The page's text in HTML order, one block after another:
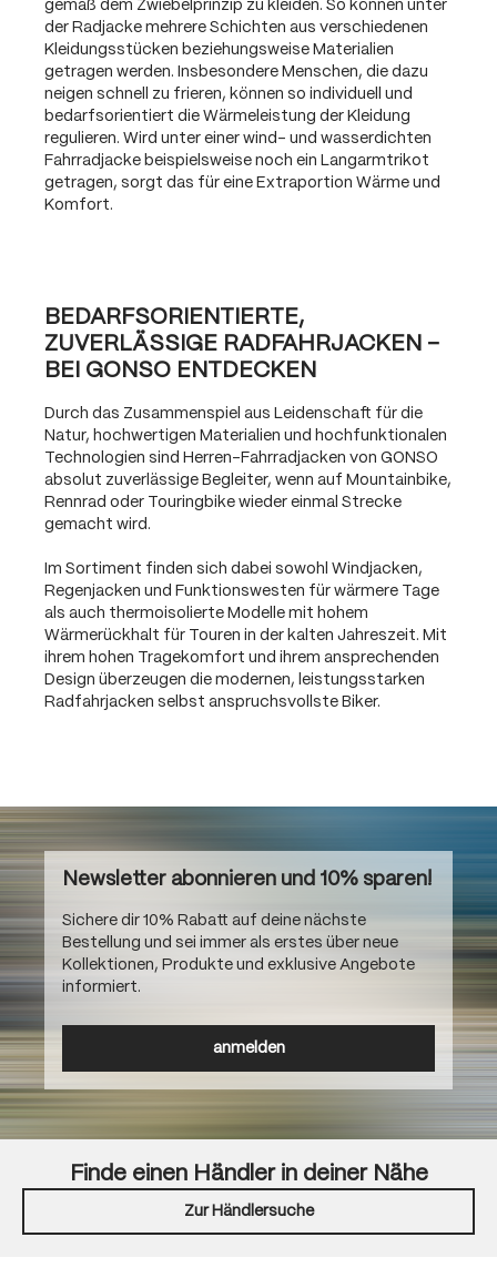
gemäß dem Zwiebelprinzip zu kleiden. So können unter
der Radjacke mehrere Schichten aus verschiedenen
Kleidungsstücken beziehungsweise Materialien
getragen werden. Insbesondere Menschen, die dazu
neigen schnell zu frieren, können so individuell und
bedarfsorientiert die Wärmeleistung der Kleidung
regulieren. Wird unter einer wind- und wasserdichten
Fahrradjacke beispielsweise noch ein Langarmtrikot
getragen, sorgt das für eine Extraportion Wärme und
Komfort.
BEDARFSORIENTIERTE,
ZUVERLÄSSIGE RADFAHRJACKEN –
BEI GONSO ENTDECKEN
Durch das Zusammenspiel aus Leidenschaft für die
Natur, hochwertigen Materialien und hochfunktionalen
Technologien sind Herren-Fahrradjacken von GONSO
absolut zuverlässige Begleiter, wenn auf Mountainbike,
Rennrad oder Touringbike wieder einmal Strecke
gemacht wird.
Im Sortiment finden sich dabei sowohl Windjacken,
Regenjacken und Funktionswesten für wärmere Tage
als auch thermoisolierte Modelle mit hohem
Wärmerückhalt für Touren in der kalten Jahreszeit. Mit
ihrem hohen Tragekomfort und ihrem ansprechenden
Design überzeugen die modernen, leistungsstarken
Radfahrjacken selbst anspruchsvollste Biker.
Newsletter abonnieren und 10% sparen!
Sichere dir 10% Rabatt auf deine nächste
Bestellung und sei immer als erstes über neue
Kollektionen, Produkte und exklusive Angebote
informiert.
anmelden
Finde einen Händler in deiner Nähe
Zur Händlersuche